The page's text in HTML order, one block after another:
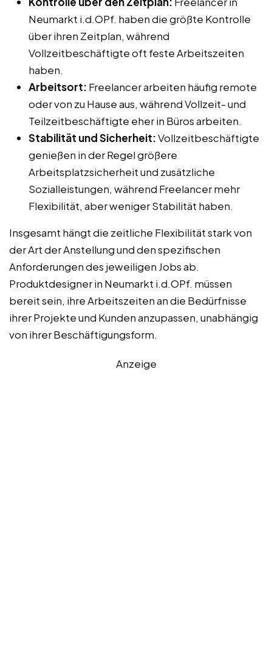
Neumarkt i.d.OPf. haben die größte Kontrolle
über ihren Zeitplan, während
Vollzeitbeschäftigte oft feste Arbeitszeiten
haben.
Arbeitsort: Freelancer arbeiten häufig remote
oder von zu Hause aus, während Vollzeit- und
Teilzeitbeschäftigte eher in Büros arbeiten.
Stabilität und Sicherheit:Vollzeitbeschäftigte
genießen in der Regel größere
Arbeitsplatzsicherheit und zusätzliche
Sozialleistungen, während Freelancer mehr
Flexibilität, aber weniger Stabilität haben.
Insgesamt hängt die zeitliche Flexibilität stark von
der Art der Anstellung und den spezifischen
Anforderungen des jeweiligen Jobs ab.
Produktdesigner in Neumarkt i.d.OPf. müssen
bereit sein, ihre Arbeitszeiten an die Bedürfnisse
ihrer Projekte und Kunden anzupassen, unabhängig
von ihrer Beschäftigungsform.
Anzeige